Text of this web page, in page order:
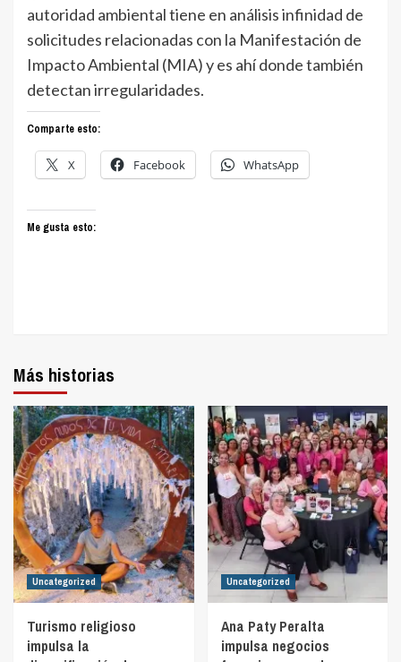
autoridad ambiental tiene en análisis infinidad de
solicitudes relacionadas con la Manifestación de
Impacto Ambiental (MIA) y es ahí donde también
detectan irregularidades.
Comparte esto:
X Facebook WhatsApp
Me gusta esto:
Más historias
Uncategorized
Turismo religioso
impulsa la
Uncategorized
Ana Paty Peralta
impulsa negocios